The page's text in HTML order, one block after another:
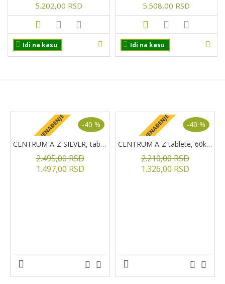
5.202,00 RSD
Idi na kasu
5.508,00 RSD
Idi na kasu
+ POKLON IZNENAĐENJE -40 %
CENTRUM A-Z SILVER, tablete, 60kom.
1.497,00 RSD
2.495,00 RSD + POKLON IZNENAĐENJE -40 %
CENTRUM A-Z tablete, 60kom
1.326,00 RSD
2.210,00 RSD